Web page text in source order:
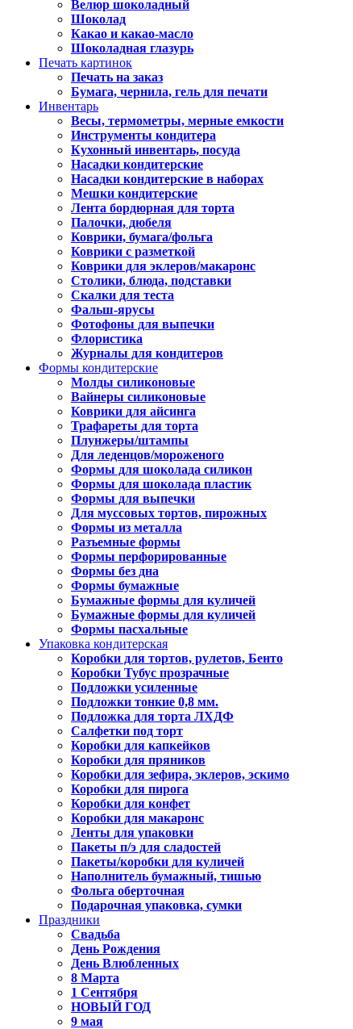
Велюр шоколадный
Шоколад
Какао и какао-масло
Шоколадная глазурь
Печать картинок
Печать на заказ
Бумага, чернила, гель для печати
Инвентарь
Весы, термометры, мерные емкости
Инструменты кондитера
Кухонный инвентарь, посуда
Насадки кондитерские
Насадки кондитерские в наборах
Мешки кондитерские
Лента бордюрная для торта
Палочки, дюбеля
Коврики, бумага/фольга
Коврики с разметкой
Коврики для эклеров/макаронс
Столики, блюда, подставки
Скалки для теста
Фальш-ярусы
Фотофоны для выпечки
Флористика
Журналы для кондитеров
Формы кондитерские
Молды силиконовые
Вайнеры силиконовые
Коврики для айсинга
Трафареты для торта
Плунжеры/штампы
Для леденцов/мороженого
Формы для шоколада силикон
Формы для шоколада пластик
Формы для выпечки
Для муссовых тортов, пирожных
Формы из металла
Разъемные формы
Формы перфорированные
Формы без дна
Формы бумажные
Бумажные формы для куличей
Бумажные формы для куличей
Формы пасхальные
Упаковка кондитерская
Коробки для тортов, рулетов, Бенто
Коробки Тубус прозрачные
Подложки усиленные
Подложки тонкие 0,8 мм.
Подложка для торта ЛХДФ
Салфетки под торт
Коробки для капкейков
Коробки для пряников
Коробки для зефира, эклеров, эскимо
Коробки для пирога
Коробки для конфет
Коробки для макаронс
Ленты для упаковки
Пакеты п/э для сладостей
Пакеты/коробки для куличей
Наполнитель бумажный, тишью
Фольга оберточная
Подарочная упаковка, сумки
Праздники
Свадьба
День Рождения
День Влюбленных
8 Марта
1 Сентября
НОВЫЙ ГОД
9 мая